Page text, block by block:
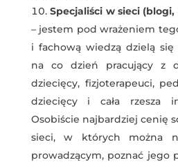
Specjaliści w sieci
– jestem pod wrażeniem
i fachową wiedzą dzielą
na co dzień pracujący z
dziecięcy, fizjoterapeuci,
dziecięcy i cała rzesza
Osobiście najbardziej cenię
sieci, w których można
prowadzącym, poznać jego